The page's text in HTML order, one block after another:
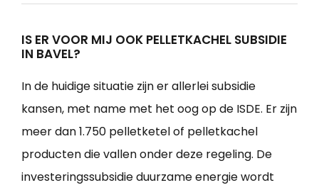
IS ER VOOR MIJ OOK PELLETKACHEL SUBSIDIE
IN BAVEL?
In de huidige situatie zijn er allerlei subsidie
kansen, met name met het oog op de ISDE. Er zijn
meer dan 1.750 pelletketel of pelletkachel
producten die vallen onder deze regeling. De
investeringssubsidie duurzame energie wordt